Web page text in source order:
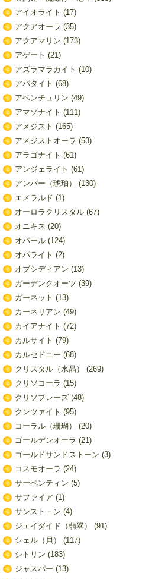
アイオライト (17)
アクアオーラ (35)
アクアマリン (173)
アゲート (21)
アズラマラカイト (10)
アパタイト (68)
アベンチュリン (49)
アマゾナイト (111)
アメジスト (165)
アメジストオーラ (53)
アラゴナイト (61)
アンジェライト (61)
アンバー（琥珀）
(130)
エメラルド (1)
オーロラクリスタル(67)
オニキス (20)
オパール(124)
オパライト (2)
オブシディアン (13)
ガーデンクオーツ (39)
ガーネット (13)
カーネリアン (49)
カイアナイト (72)
カルサイト (79)
カルセドニー (68)
クリスタル（水晶）
(269)
クリソコーラ (15)
クリソプレーズ(48)
クンツァイト (95)
コーラル（珊瑚）
(20)
ゴールデンオーラ (21)
ゴールドサンドストーン (3)
コスモオーラ (24)
サーペンティン (5)
サファイア (1)
サンスト－ン (4)
ジェイダイド（翡翠）
(91)
シェル（貝）
(117)
シトリン (183)
ジャスパー (13)